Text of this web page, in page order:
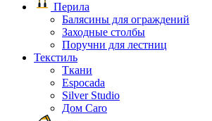
Перила
Балясины для ограждений
Заходные столбы
Поручни для лестниц
Текстиль
Ткани
Espocada
Silver Studio
Дом Caro